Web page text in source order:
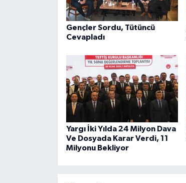
Gençler Sordu, Tütüncü
Cevapladı
Yargı İki Yılda 24 Milyon Dava
Ve Dosyada Karar Verdi, 11
Milyonu Bekliyor